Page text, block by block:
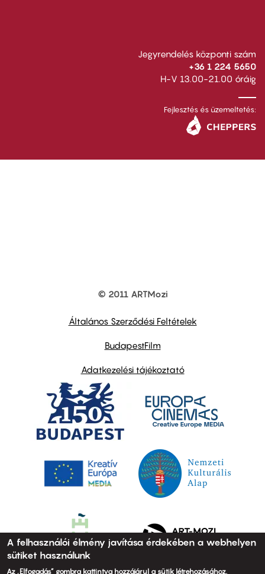
Jegyrendelés központi szám
+36 1 224 5650
H-V 13.00-21.00 óráig
Fejlesztés és üzemeltetés:
© 2011 ARTMozi
Általános Szerződési Feltételek
BudapestFilm
Adatkezelési tájékoztató
A felhasználói élmény javítása érdekében a webhelyen
sütiket használunk
Az „Elfogadás” gombra kattintva hozzájárul a sütik létrehozásához.